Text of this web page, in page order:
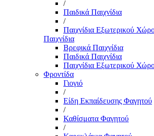
/
Παιδικά Παιχνίδια
/
Παιχνίδια Εξωτερικού
Παιχνίδια
Βρεφικά Παιχνίδια
Παιδικά Παιχνίδια
Παιχνίδια Εξωτερικού
Φροντίδα
Γιογιό
/
Είδη Εκπαίδευσης Φαγητού
/
Καθίσματα Φαγητού
/